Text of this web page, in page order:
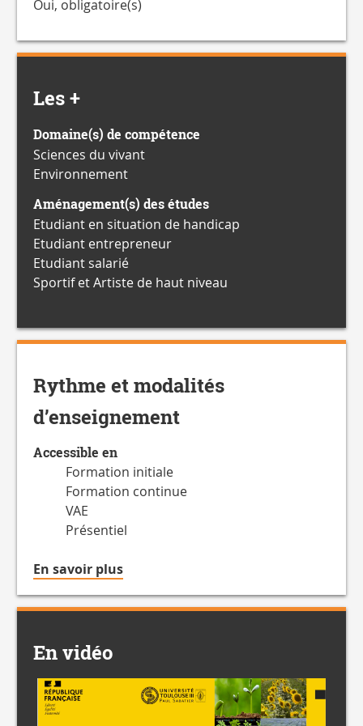
Oui, obligatoire(s)
Les +
Domaine(s) de compétence
Sciences du vivant
Environnement
Aménagement(s) des études
Etudiant en situation de handicap
Etudiant entrepreneur
Etudiant salarié
Sportif et Artiste de haut niveau
Rythme et modalités
d’enseignement
Accessible en
Formation initiale
Formation continue
VAE
Présentiel
En savoir plusà
du
En vidéo